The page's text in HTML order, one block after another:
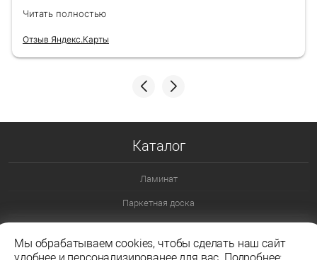
назначенный день!
Читать полностью
Отзыв Яндекс.Карты
Каталог
Ламинат
Паркетная доска
Ламинат 33 класс
Мы обрабатываем cookies, чтобы сделать наш сайт